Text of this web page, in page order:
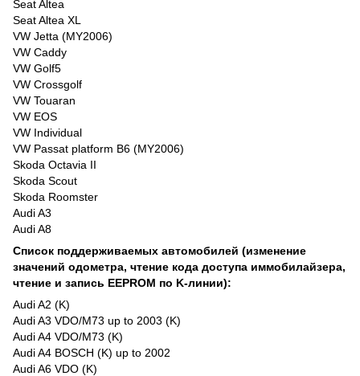
Seat Altea
Seat Altea XL
VW Jetta (MY2006)
VW Caddy
VW Golf5
VW Crossgolf
VW Touaran
VW EOS
VW Individual
VW Passat platform B6 (MY2006)
Skoda Octavia II
Skoda Scout
Skoda Roomster
Audi A3
Audi A8
Список поддерживаемых автомобилей (изменение
значений одометра, чтение кода доступа иммобилайзера,
чтение и запись EEPROM по K-линии):
Audi A2 (K)
Audi A3 VDO/M73 up to 2003 (K)
Audi A4 VDO/M73 (K)
Audi A4 BOSCH (K) up to 2002
Audi A6 VDO (K)